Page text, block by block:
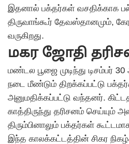
இதனால் பக்தர்கள் வசதிக்காக
திருவாங்கூர் தேவஸ்தானமும்,
வருகிறது.
மகர ஜோதி
மண்டல பூஜை முடிந்து டிசம்பர்
நடை மீண்டும் திறக்கப்பட்டு
அனுமதிக்கப்பட்டு வந்தனர்.
காத்திருந்து தரிசனம் செய்யும்
திரும்பினாலும் பக்தர்கள்
இந்த காலக்கட்டத்தின் சிகர